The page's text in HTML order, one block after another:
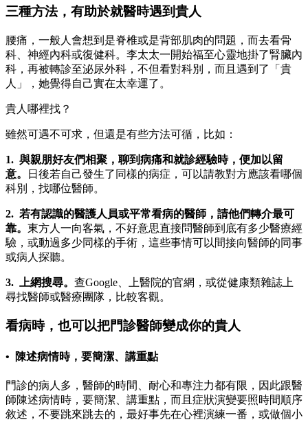
三種方法，有助於就醫時遇到貴人
腰痛，一般人會想到是脊椎或是背部肌肉的問題，而去看骨
科、神經內科或復健科。李太太一開始福至心靈地掛了腎臟內
科，再被轉診至泌尿外科，不但看對科別，而且遇到了「貴
人」，她覺得自己實在太幸運了。
貴人哪裡找？
雖然可遇不可求，但還是有些方法可循，比如：
1. 與親朋好友們相聚，聊到病痛和就診經驗時，便加以留
意。
日後若自己發生了同樣的病症，可以請教對方應該看哪個
科別，找哪位醫師。
2. 若有認識的醫護人員或平常看病的醫師，請他們轉介最可
靠。 東方人一向客氣，不好意思直接問醫師到底有多少醫療經
驗，或動過多少同樣的手術，這些事情可以間接向醫師的同事
或病人探聽。
3. 上網搜尋。 查Google、上醫院的官網，或從健康類雜誌上
尋找醫師或醫療團隊，比較客觀。
看病時，也可以把門診醫師變成你的貴人
• 陳述病情時，要簡潔、講重點
門診的病人多，醫師的時間、耐心和專注力都有限，因此跟醫
師陳述病情時，要簡潔、講重點，而且症狀演變要照時間順序
敘述，不要跳來跳去的，最好事先在心裡演練一番，或做個小